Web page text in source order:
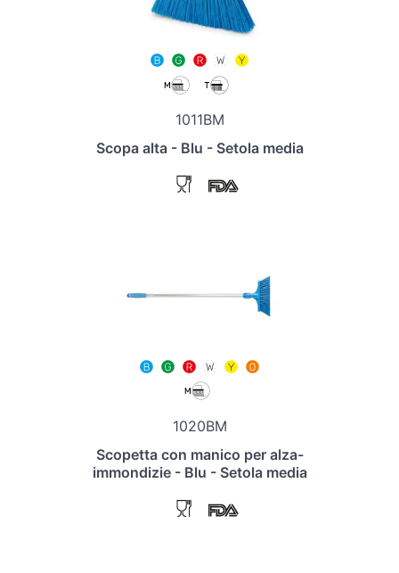
1011BM
Scopa alta - Blu - Setola media
1020BM
Scopetta con manico per alza-
immondizie - Blu - Setola media